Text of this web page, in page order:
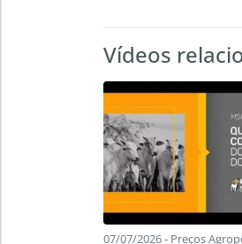
Vídeos
07/07/2026 - Preços